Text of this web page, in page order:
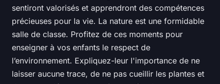
sentiront valorisés et apprendront des compétences
précieuses pour la vie. La nature est une formidable
salle de classe. Profitez de ces moments pour
enseigner à vos enfants le respect de
l’environnement. Expliquez-leur l'importance de ne
laisser aucune trace, de ne pas cueillir les plantes et